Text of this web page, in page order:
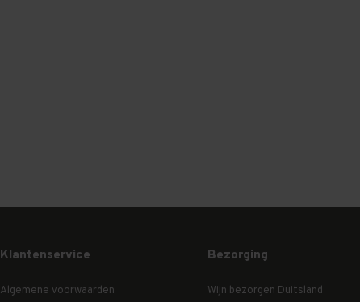
Klantenservice
Algemene voorwaarden
Bezorging
Wijn bezorgen Duitsland